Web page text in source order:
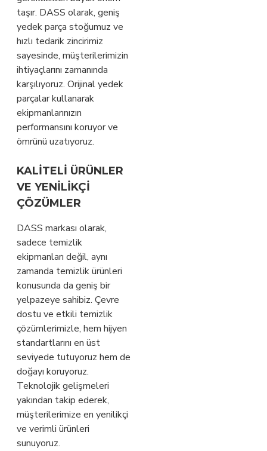
taşır. DASS olarak, geniş
yedek parça stoğumuz ve
hızlı tedarik zincirimiz
sayesinde, müşterilerimizin
ihtiyaçlarını zamanında
karşılıyoruz. Orijinal yedek
parçalar kullanarak
ekipmanlarınızın
performansını koruyor ve
ömrünü uzatıyoruz.
KALITELI ÜRÜNLER
VE YENILIKÇI
ÇÖZÜMLER
DASS markası olarak,
sadece temizlik
ekipmanları değil, aynı
zamanda temizlik ürünleri
konusunda da geniş bir
yelpazeye sahibiz. Çevre
dostu ve etkili temizlik
çözümlerimizle, hem hijyen
standartlarını en üst
seviyede tutuyoruz hem de
doğayı koruyoruz.
Teknolojik gelişmeleri
yakından takip ederek,
müşterilerimize en yenilikçi
ve verimli ürünleri
sunuyoruz.